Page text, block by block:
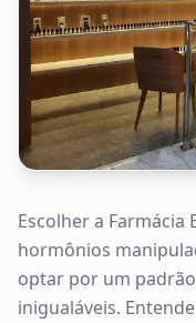
Escolher a Farmácia
hormônios
optar por um
inigualáveis.